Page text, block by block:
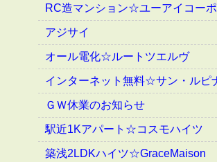
RC造マンション☆ユーアイコーポ
アジサイ
オール電化☆ルートツエルヴ
インターネット無料☆サン・ルピ
ＧＷ休業のお知らせ
駅近1Kアパート☆コスモハイツ
築浅2LDKハイツ☆GraceMaison